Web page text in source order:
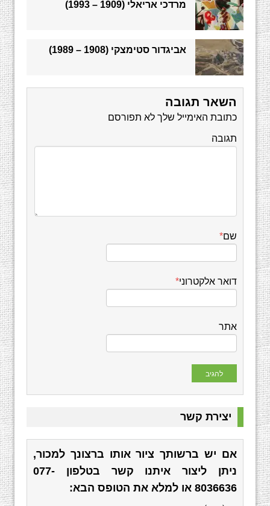
מרדכי אריאלי (1909 – 1993)
אביגדור סטימצקי (1908 – 1989)
השאר תגובה
כתובת האימייל שלך לא תפורסם
תגובה
שם*
דואר אלקטרוני*
אתר
יצירת קשר
אם יש ברשותך ציור אותו ברצונך למכור,
ניתן ליצור איתנו קשר בטלפון 077-
8036636 או למלא את הטופס הבא: